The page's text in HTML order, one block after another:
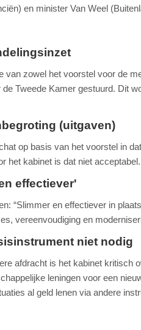
en minister Van Weel
van zowel het voorstel voor de
de Tweede Kamer gestuurd. Dit
(uitgaven)
op basis van het voorstel in
het kabinet is dat niet acceptabel.
effectiever'
“Slimmer en effectiever in
vereenvoudiging en
niet nodig
afdracht is het kabinet kritisch
leningen voor een
al geld lenen via andere